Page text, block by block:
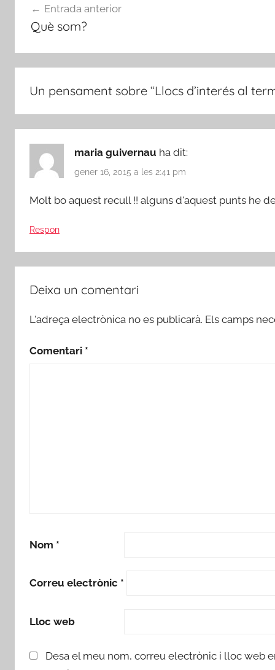
r
e
d'entrades
Entrada anterior
Què som?
Un pensament sobre “Llocs d’interés al
maria guivernau ha dit:
gener 16, 2015 a les 2:41 pm
Molt bo aquest recull !! alguns d'aquest punts he
Respon
Deixa un comentari
L'adreça electrònica no es publicarà. Els camps
Comentari *
Nom *
Correu electrònic *
Lloc web
Desa el meu nom, correu electrònic i lloc web